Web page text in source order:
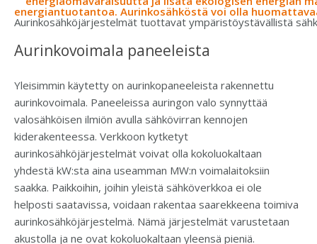
Aurinkosähköjärjestelmät tuottavat ympäristöystävällistä
Aurinkovoimala paneeleista
Yleisimmin käytetty on aurinkopaneeleista rakennettu
aurinkovoimala. Paneeleissa auringon valo synnyttää
valosähköisen ilmiön avulla sähkövirran kennojen
kiderakenteessa. Verkkoon kytketyt
aurinkosähköjärjestelmät voivat olla kokoluokaltaan
yhdestä kW:sta aina useamman MW:n voimalaitoksiin
saakka. Paikkoihin, joihin yleistä sähköverkkoa ei ole
helposti saatavissa, voidaan rakentaa saarekkeena toimiva
aurinkosähköjärjestelmä. Nämä järjestelmät varustetaan
akustolla ja ne ovat kokoluokaltaan yleensä pieniä.